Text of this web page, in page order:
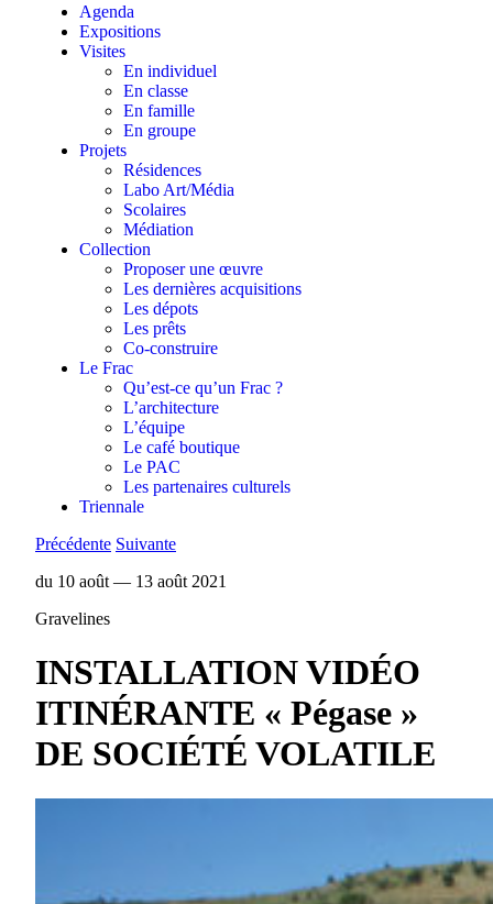
Agenda
Expositions
Visites
En individuel
En classe
En famille
En groupe
Projets
Résidences
Labo Art/Média
Scolaires
Médiation
Collection
Proposer une œuvre
Les dernières acquisitions
Les dépots
Les prêts
Co-construire
Le Frac
Qu’est-ce qu’un Frac ?
L’architecture
L’équipe
Le café boutique
Le PAC
Les partenaires culturels
Triennale
Précédente Suivante
du 10 août — 13 août 2021
Gravelines
INSTALLATION VIDÉO
ITINÉRANTE « Pégase »
DE SOCIÉTÉ VOLATILE